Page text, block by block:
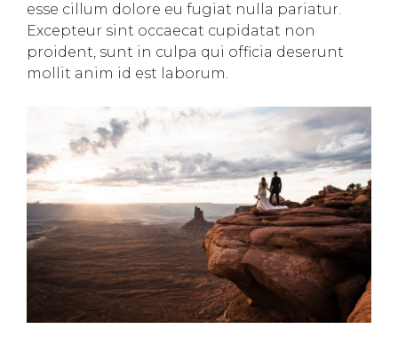
esse cillum dolore eu fugiat nulla pariatur.
Excepteur sint occaecat cupidatat non
proident, sunt in culpa qui officia deserunt
mollit anim id est laborum.